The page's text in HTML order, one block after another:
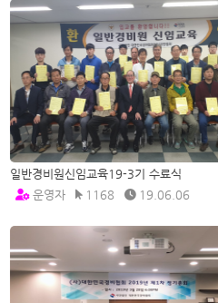
일반경비원신임교육19-3기 수료식
운영자
1168 19.06.06